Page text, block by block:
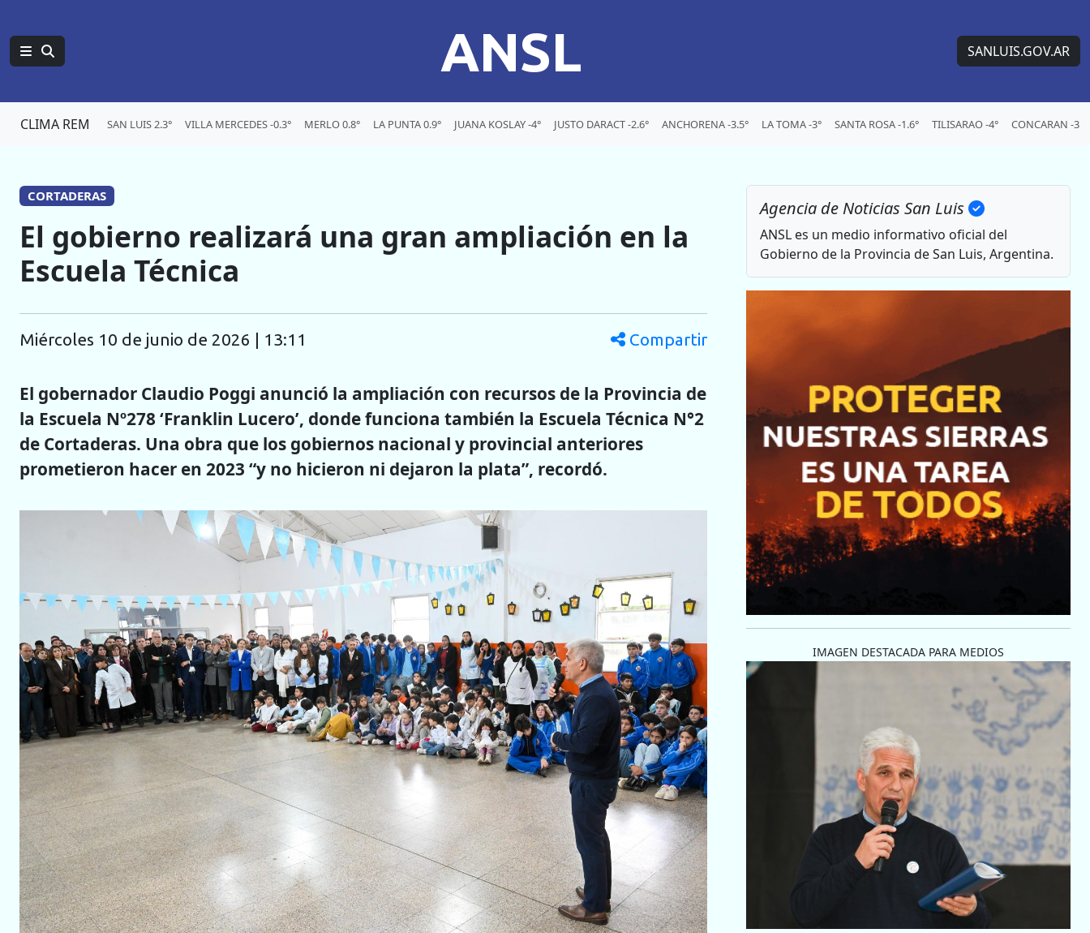
ANSL SANLUIS.GOV.AR
CLIMA REM SAN LUIS 2.3° VILLA MERCEDES -0.3° MERLO 0.8° LA PUNTA 0.9° JUANA KOSLAY -4° JUSTO DARACT -2.6° ANCHORENA -3.5° LA TOMA -3° SANTA ROSA -1.6° TILISARAO -4° CONCARAN -
CORTADERAS
El gobierno realizará una gran ampliación en la
Escuela Técnica
miércoles 10 de junio de 2026 | 13:11 Compartir
El gobernador Claudio Poggi anunció la ampliación con recursos de la Provincia de
la Escuela Nº278 ‘Franklin Lucero’, donde funciona también la Escuela Técnica N°2
de Cortaderas. Una obra que los gobiernos nacional y provincial anteriores
prometieron hacer en 2023 “y no hicieron ni dejaron la plata”, recordó.
Agencia de Noticias San Luis
ANSL es un medio informativo oficial del
Gobierno de la Provincia de San Luis, Argentina.
IMAGEN DESTACADA PARA MEDIOS